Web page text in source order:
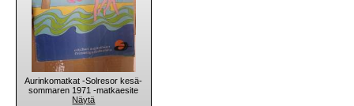
Aurinkomatkat -Solresor kesä-
sommaren 1971 -matkaesite
Näytä